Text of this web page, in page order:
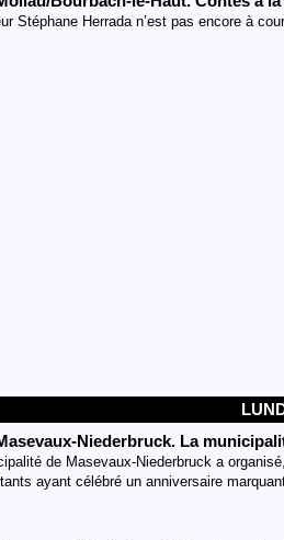
Stéphane Herrada n’est pas encore à
Niederbruck. La
de Masevaux-Niederbruck a
ayant célébré un anniversaire